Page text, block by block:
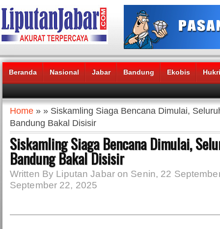
Beranda Nasional Jabar Bandung Ekobis
Headlines News :
Home » » Siskamling Siaga Bencana Dimulai,
Bandung Bakal Disisir
Siskamling Siaga Bencana Dimulai,
Bandung Bakal Disisir
Written By Liputan Jabar on Senin, 22
September 22, 2025